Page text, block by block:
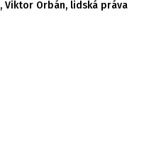
, Viktor Orbán, lidská práva